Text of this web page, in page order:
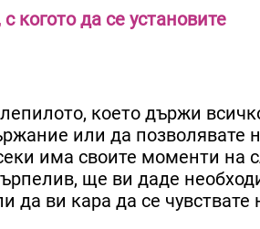
когото да се установите
което държи
или да позволявате
има своите моменти на
ще ви даде
да ви кара да се чувствате